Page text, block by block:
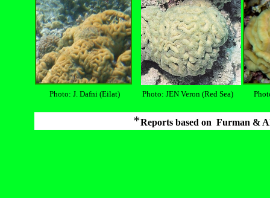
Photo: J. Dafni (Eilat) Photo: JEN Veron (Red Sea)
*Reports based on Furman &